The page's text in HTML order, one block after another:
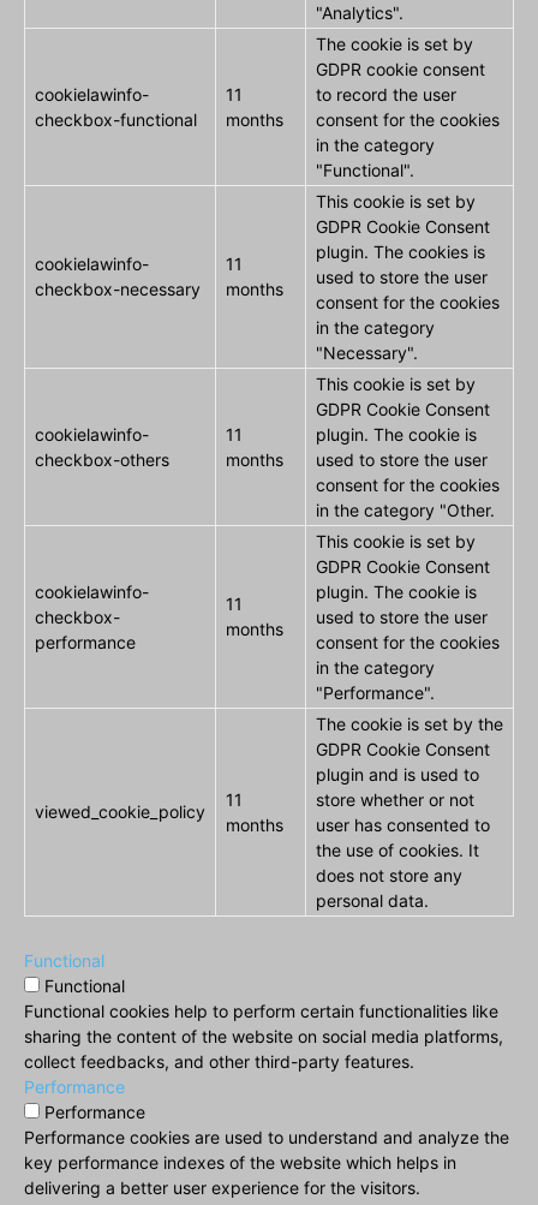
"Analytics".
cookielawinfo-
checkbox-functional
11
months
The cookie is set by
GDPR cookie consent
to record the user
consent for the cookies
in the category
"Functional".
cookielawinfo-
checkbox-necessary
11
months
This cookie is set by
GDPR Cookie Consent
plugin. The cookies is
used to store the user
consent for the cookies
in the category
"Necessary".
cookielawinfo-
checkbox-others
11
months
This cookie is set by
GDPR Cookie Consent
plugin. The cookie is
used to store the user
consent for the cookies
in the category "Other.
cookielawinfo-
checkbox-
performance
11
months
This cookie is set by
GDPR Cookie Consent
plugin. The cookie is
used to store the user
consent for the cookies
in the category
"Performance".
viewed_cookie_policy
11
months
The cookie is set by the
GDPR Cookie Consent
plugin and is used to
store whether or not
user has consented to
the use of cookies. It
does not store any
personal data.
Functional
Functional
Functional cookies help to perform certain functionalities like
sharing the content of the website on social media platforms,
collect feedbacks, and other third-party features.
Performance
Performance
Performance cookies are used to understand and analyze the
key performance indexes of the website which helps in
delivering a better user experience for the visitors.